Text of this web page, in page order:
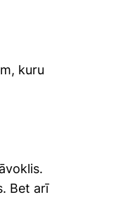
kuru
Bet arī